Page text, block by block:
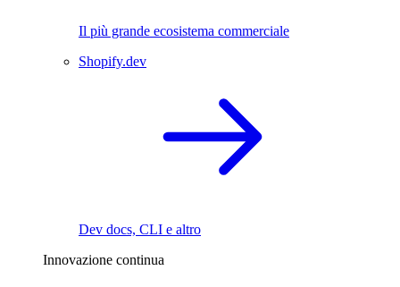
Il più grande ecosistema commerciale
Shopify.dev
Dev docs, CLI e altro
Innovazione continua